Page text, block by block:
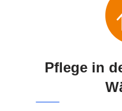
Pflege in